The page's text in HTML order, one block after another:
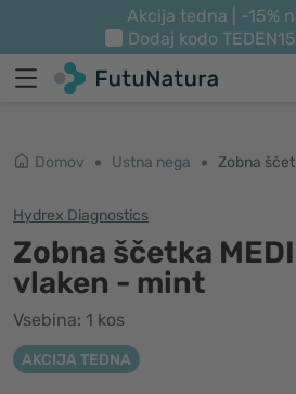
Akcija tedna | -15%
Dodaj kodo TEDEN15
Domov Ustna nega
Hydrex Diagnostics
Zobna ščetka
vlaken - mint
Vsebina: 1 kos
AKCIJA TEDNA